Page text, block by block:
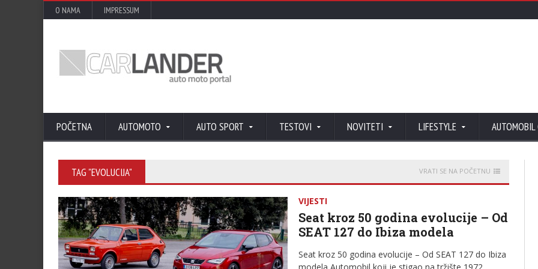
O NAMA IMPRESSUM
POČETNA AUTOMOTO AUTO SPORT TESTOVI NOVITETI LIFESTYLE AUTOMOBIL
TAG "EVOLUCIJA" VRATI SE NA POČETNU
VIJESTI
Seat kroz 50 godina evolucije – Od
SEAT 127 do Ibiza modela
Seat kroz 50 godina evolucije – Od SEAT 127 do Ibiza